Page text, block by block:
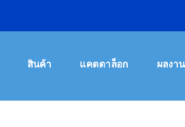
เครื่องออกกําลังกายกลา
จําหน่ายเครื่องออกกําลังกายกล
สินค้า แคตตาล็อก ผลงาน